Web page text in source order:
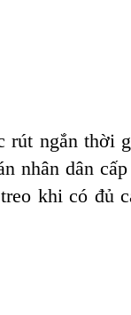
rút ngắn thời
nhân dân cấp
khi có đủ